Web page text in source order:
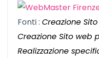
Fonti : Creazione
Creazione Sito web
Realizzazione